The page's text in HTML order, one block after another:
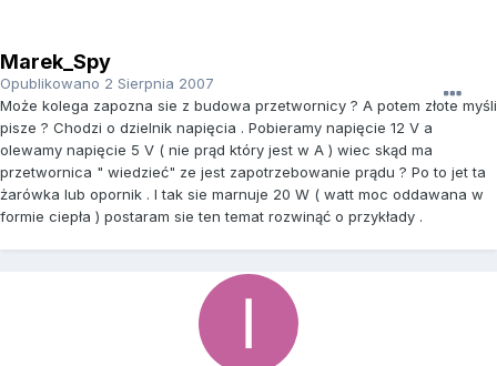
Marek_Spy
Opublikowano 2 Sierpnia 2007
Może kolega zapozna sie z budowa przetwornicy ? A potem złote myśli
pisze ? Chodzi o dzielnik napięcia . Pobieramy napięcie 12 V a
olewamy napięcie 5 V ( nie prąd który jest w A ) wiec skąd ma
przetwornica " wiedzieć" ze jest zapotrzebowanie prądu ? Po to jet ta
żarówka lub opornik . I tak sie marnuje 20 W ( watt moc oddawana w
formie ciepła ) postaram sie ten temat rozwinąć o przykłady .